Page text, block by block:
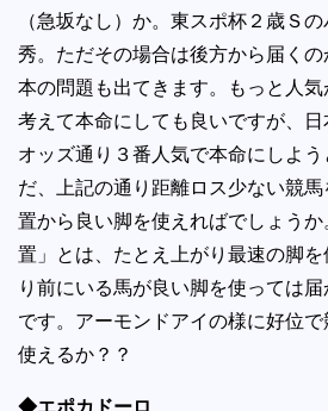
（急坂なし）か。東スポ杯２歳Ｓ
秀。ただその場合は後方から届く
本の問題も出てきます。もっと人
考えて本命にしても良いですが、
オッズ通り３番人気で本命にしよ
だ、上記の通り距離ロス少ない競
置から良い脚を使えればでしょう
置」とは、たとえ上がり最速の脚
り前にいる馬が良い脚を使っては
です。アーモンドアイの様に好位
使えるか？？
◆エポカドーロ